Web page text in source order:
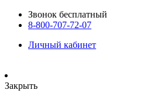
Звонок бесплатный
8-800-707-72-07
Личный кабинет
Закрыть